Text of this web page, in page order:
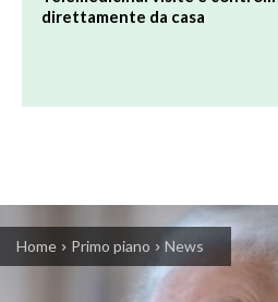
direttamente da casa